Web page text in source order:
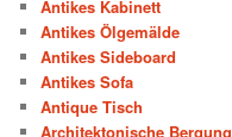
Antikes Kabinett
Antikes Ölgemälde
Antikes Sideboard
Antikes Sofa
Antique Tisch
Architektonische Bergung